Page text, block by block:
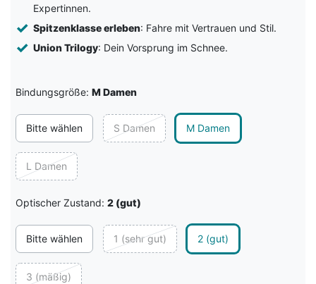
Expertinnen.
Spitzenklasse erleben: Fahre mit Vertrauen und Stil.
Union Trilogy: Dein Vorsprung im Schnee.
Bindungsgröße: M Damen
Bitte wählen S Damen M Damen
L Damen
Optischer Zustand: 2 (gut)
Bitte wählen 1 (sehr gut) 2 (gut)
3 (mäßig)